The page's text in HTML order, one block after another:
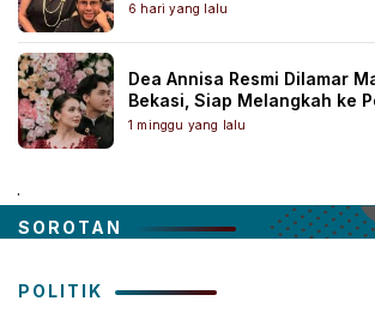
6 hari yang lalu
Dea Annisa Resmi Dilamar
Bekasi, Siap Melangkah ke
1 minggu yang lalu
.
SOROTAN
POLITIK